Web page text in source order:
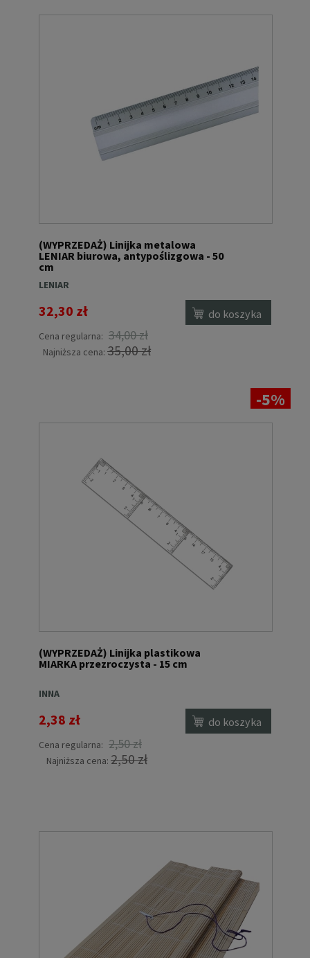
(WYPRZEDAŻ) Linijka metalowa
LENIAR biurowa, antypoślizgowa - 50
cm
LENIAR
32,30 zł
Cena regularna: 34,00 zł
Najniższa cena: 35,00 zł
do koszyka
(WYPRZEDAŻ) Linijka plastikowa
MIARKA przezroczysta - 15 cm
INNA
2,38 zł
Cena regularna: 2,50 zł
Najniższa cena: 2,50 zł
do koszyka
-5%